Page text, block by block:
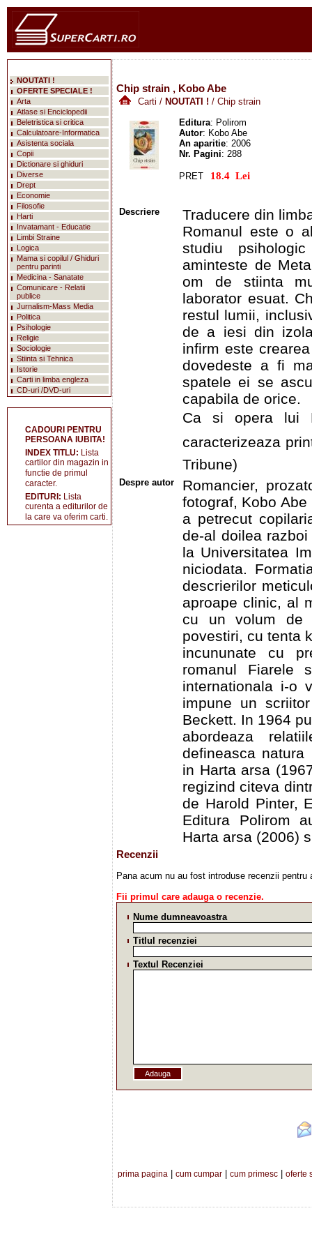
Chip strain , Kobo Abe
Carti / NOUTATI ! / Chip strain
Editura: Polirom
Autor: Kobo Abe
An aparitie: 2006
Nr. Pagini: 288
PRET
Descriere
Traducere din
Romanul este o
studiu
aminteste de
om de stiinta
laborator esuat.
restul lumii,
de a iesi din
infirm este
dovedeste a fi
spatele ei se
capabila de orice.
Ca si opera lui
caracterizeaza
Tribune)
Despre autor
Romancier,
fotograf, Kobo
a petrecut
de-al doilea
la Universitatea
niciodata.
descrierilor
aproape clinic, al
cu un volum de
povestiri, cu tenta
incununate cu
romanul Fiarele
internationala i-o
impune un
Beckett. In 1964
abordeaza
defineasca
in Harta arsa
regizind citeva
de Harold Pinter,
Editura Polirom
Harta arsa (2006)
Recenzii
Pana acum nu au fost introduse recenzii pentru
Fii primul care adauga o recenzie.
Nume dumneavoastra
Titlul recenziei
Textul Recenziei
prima pagina cum cumpar cum primesc oferte
NOUTATI !
OFERTE SPECIALE !
Arta
Atlase si Enciclopedii
Beletristica si critica
Calculatoare-Informatica
Asistenta sociala
Copii
Dictionare si ghiduri
Diverse
Drept
Economie
Filosofie
Harti
Invatamant - Educatie
Limbi Straine
Logica
Mama si copilul / Ghiduri
pentru parinti
Medicina - Sanatate
Comunicare - Relatii
publice
Jurnalism-Mass Media
Politica
Psihologie
Religie
Sociologie
Stiinta si Tehnica
Istorie
Carti in limba engleza
CD-uri /DVD-uri
CADOURI PENTRU
PERSOANA IUBITA!
INDEX TITLU: Lista
cartilor din magazin in
functie de primul
caracter.
EDITURI: Lista
curenta a editurilor de
la care va oferim carti.